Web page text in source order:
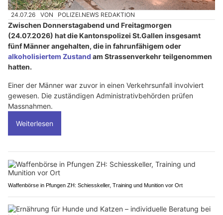
24.07.26 VON POLIZEI.NEWS REDAKTION
Zwischen Donnerstagabend und Freitagmorgen
(24.07.2026) hat die Kantonspolizei St.Gallen insgesamt
fünf Männer angehalten, die in fahrunfähigem oder
alkoholisiertem Zustand am Strassenverkehr teilgenommen
hatten.
Einer der Männer war zuvor in einen Verkehrsunfall involviert
gewesen. Die zuständigen Administrativbehörden prüfen
Massnahmen.
Weiterlesen
Waffenbörse in Pfungen ZH: Schiesskeller, Training und Munition vor Ort